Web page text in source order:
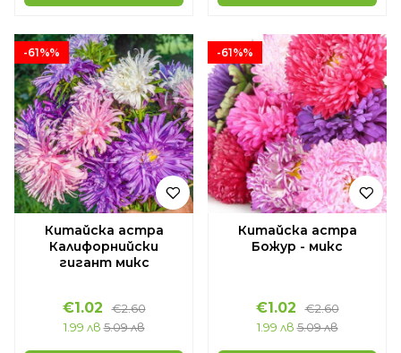
-61%%
Китайска астра
Калифорнийски
гигант микс
€1.02
€2.60
1.99 лв 5.09 лв
-61%%
Китайска астра
Божур - микс
€1.02
€2.60
1.99 лв 5.09 лв